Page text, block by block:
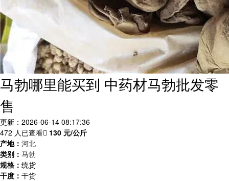
马勃哪里能买到 中药材马勃批发零
售
更新：2026-06-14 08:17:36
472 人已查看
130 元/公斤
产地： 河北
类别： 马勃
规格： 统货
干度： 干货